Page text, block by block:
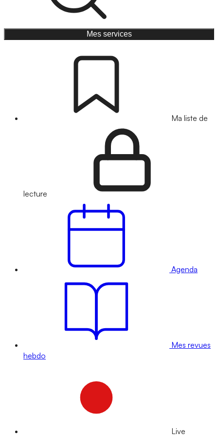
Mes services
Ma liste de
lecture
Agenda
Mes revues
hebdo
Live